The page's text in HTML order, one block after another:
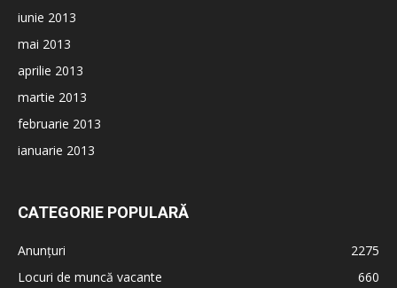
iunie 2013
mai 2013
aprilie 2013
martie 2013
februarie 2013
ianuarie 2013
CATEGORIE POPULARĂ
Anunțuri
2275
Locuri de muncă vacante
660